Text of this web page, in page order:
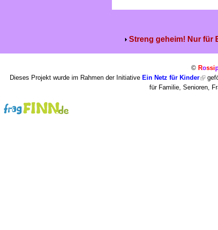
Streng geheim! Nur für
© Rossi
Dieses Projekt wurde im Rahmen der Initiative Ein Netz für Kinder
für Familie, Senioren,